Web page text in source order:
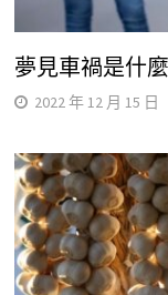
夢見車禍是什
2022 年 12 月 15 日